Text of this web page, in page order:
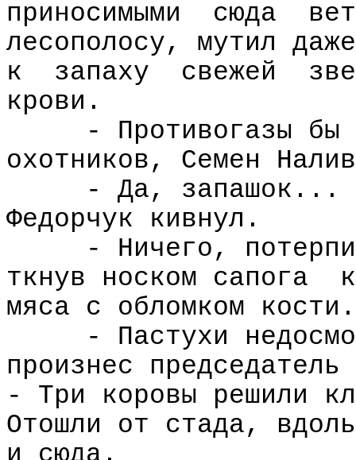
приносимыми
сюда
лесополосу, мутил даже
к
запаху свежей
крови.
- Противогазы
охотников, Семен
- Да, запашок... -
Федорчук кивнул.
- Ничего,
ткнув носком сапога
мяса с обломком кости.
- Пастухи
произнес
- Три коровы решили
Отошли от стада,